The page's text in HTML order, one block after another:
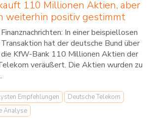
110 Millionen Aktien, aber
weiterhin positiv gestimmt
Finanznachrichten: In einer beispiellosen
Transaktion hat der deutsche Bund über
die KfW-Bank 110 Millionen Aktien der
veräußert. Die Aktien wurden zu
Empfehlungen
Deutsche Telekom
Analyse